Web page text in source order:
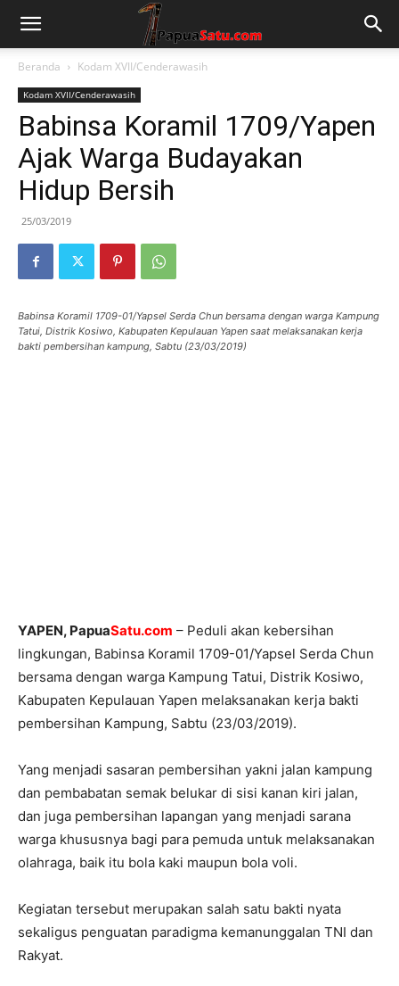
Beranda Kodam XVII/Cenderawasih
Kodam XVII/Cenderawasih
Babinsa Koramil 1709/Yapen
Ajak Warga Budayakan
Hidup Bersih
25/03/2019
Babinsa Koramil 1709-01/Yapsel Serda Chun bersama dengan warga Kampung
Tatui, Distrik Kosiwo, Kabupaten Kepulauan Yapen saat melaksanakan kerja
bakti pembersihan kampung, Sabtu (23/03/2019)
YAPEN, PapuaSatu.com – Peduli akan kebersihan
lingkungan, Babinsa Koramil 1709-01/Yapsel Serda Chun
bersama dengan warga Kampung Tatui, Distrik Kosiwo,
Kabupaten Kepulauan Yapen melaksanakan kerja bakti
pembersihan Kampung, Sabtu (23/03/2019).
Yang menjadi sasaran pembersihan yakni jalan kampung
dan pembabatan semak belukar di sisi kanan kiri jalan,
dan juga pembersihan lapangan yang menjadi sarana
warga khususnya bagi para pemuda untuk melaksanakan
olahraga, baik itu bola kaki maupun bola voli.
Kegiatan tersebut merupakan salah satu bakti nyata
sekaligus penguatan paradigma kemanunggalan TNI dan
Rakyat.